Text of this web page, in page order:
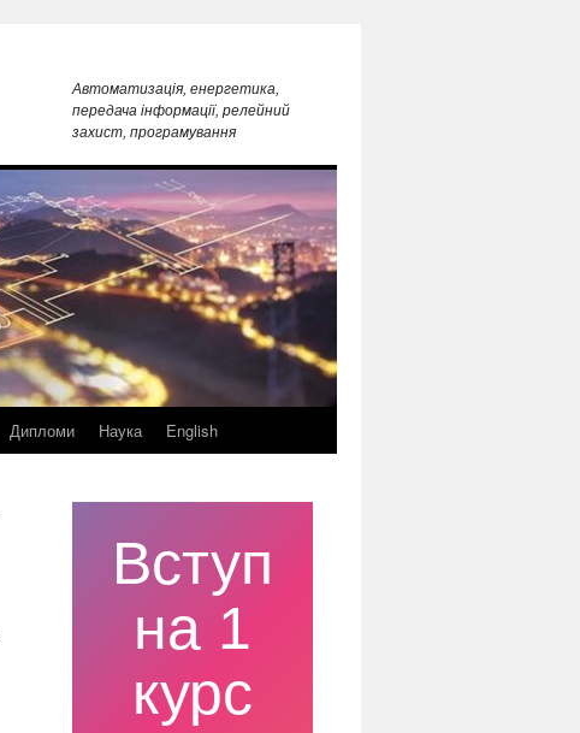
Автоматизація, енергетика,
передача інформації, релейний
захист, програмування
Дипломи Наука English
Вступ
на 1
курс